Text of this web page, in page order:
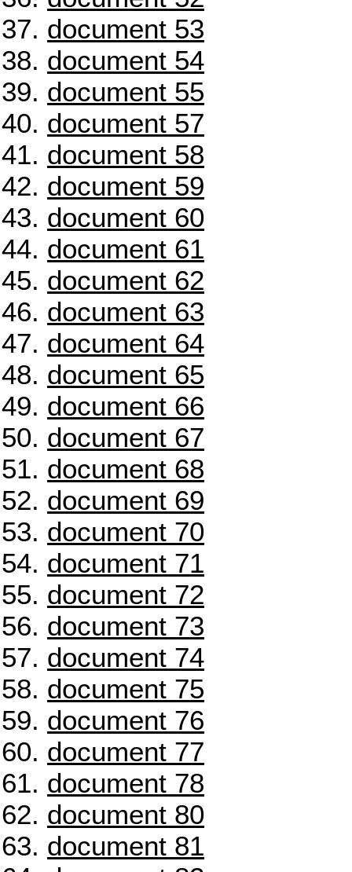
document 53
document 54
document 55
document 57
document 58
document 59
document 60
document 61
document 62
document 63
document 64
document 65
document 66
document 67
document 68
document 69
document 70
document 71
document 72
document 73
document 74
document 75
document 76
document 77
document 78
document 80
document 81